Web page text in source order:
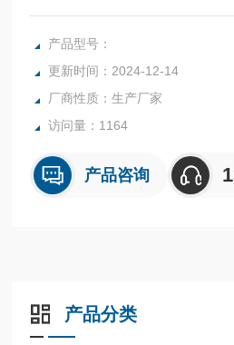
化工、化工、化肥、冶金、电力、
测量和自控系统。
产品型号：
更新时间：2024-12-14
厂商性质：生产厂家
访问量：1164
产品咨询
产品分类